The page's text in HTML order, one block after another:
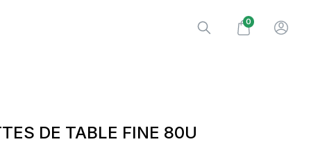
0
DE TABLE FINE 80U